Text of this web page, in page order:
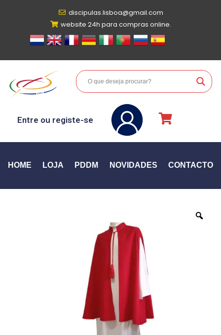
discipulas.lisboa@gmail.com
website 24h para compras online.
Entre ou registe-se
HOME LOJA PDDM NOVIDADES CONTACTO